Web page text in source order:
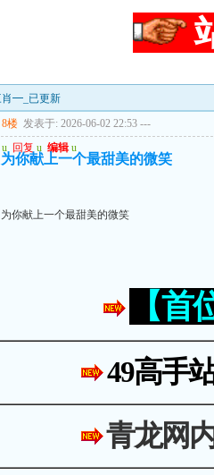
肖━_已更新
8楼 发表于: 2026-06-02 22:53 ---
u 回复 u 编辑 u
为你献上一个最甜美的微笑
为你献上一个最甜美的微笑
【
49高手
青龙网